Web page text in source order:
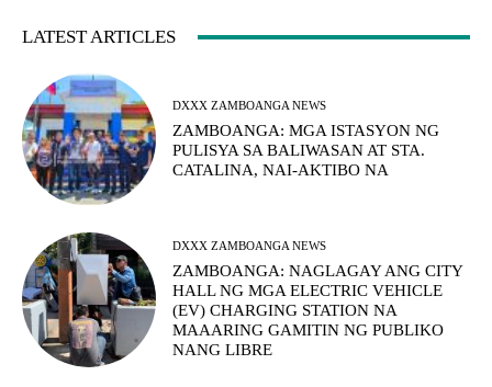
LATEST ARTICLES
DXXX ZAMBOANGA NEWS
ZAMBOANGA: MGA ISTASYON NG
PULISYA SA BALIWASAN AT STA.
CATALINA, NAI-AKTIBO NA
DXXX ZAMBOANGA NEWS
ZAMBOANGA: NAGLAGAY ANG CITY
HALL NG MGA ELECTRIC VEHICLE
(EV) CHARGING STATION NA
MAAARING GAMITIN NG PUBLIKO
NANG LIBRE